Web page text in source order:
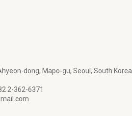
dong, Mapo-gu, Seoul, South Korea
2-362-6371